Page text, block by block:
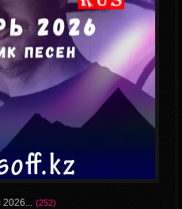
2026... (252)